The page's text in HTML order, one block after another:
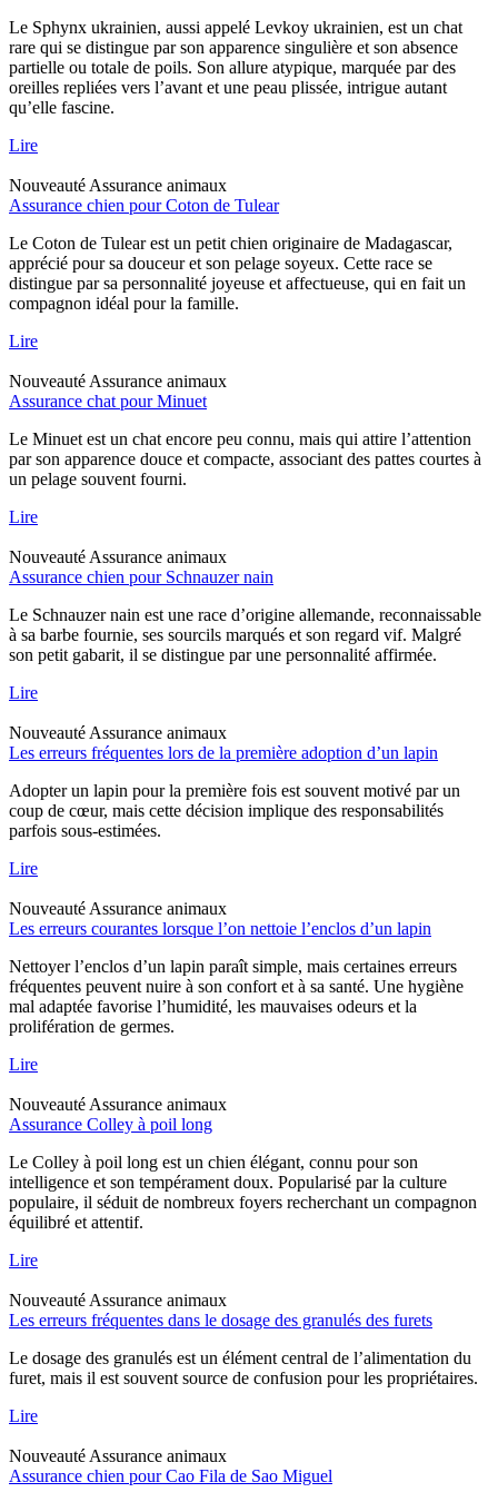
Le Sphynx ukrainien, aussi appelé Levkoy ukrainien, est un chat
rare qui se distingue par son apparence singulière et son absence
partielle ou totale de poils. Son allure atypique, marquée par des
oreilles repliées vers l’avant et une peau plissée, intrigue autant
qu’elle fascine.
Lire
Nouveauté Assurance animaux
Assurance chien pour Coton de Tulear
Le Coton de Tulear est un petit chien originaire de Madagascar,
apprécié pour sa douceur et son pelage soyeux. Cette race se
distingue par sa personnalité joyeuse et affectueuse, qui en fait un
compagnon idéal pour la famille.
Lire
Nouveauté Assurance animaux
Assurance chat pour Minuet
Le Minuet est un chat encore peu connu, mais qui attire l’attention
par son apparence douce et compacte, associant des pattes courtes à
un pelage souvent fourni.
Lire
Nouveauté Assurance animaux
Assurance chien pour Schnauzer nain
Le Schnauzer nain est une race d’origine allemande, reconnaissable
à sa barbe fournie, ses sourcils marqués et son regard vif. Malgré
son petit gabarit, il se distingue par une personnalité affirmée.
Lire
Nouveauté Assurance animaux
Les erreurs fréquentes lors de la première adoption d’un lapin
Adopter un lapin pour la première fois est souvent motivé par un
coup de cœur, mais cette décision implique des responsabilités
parfois sous-estimées.
Lire
Nouveauté Assurance animaux
Les erreurs courantes lorsque l’on nettoie l’enclos d’un lapin
Nettoyer l’enclos d’un lapin paraît simple, mais certaines erreurs
fréquentes peuvent nuire à son confort et à sa santé. Une hygiène
mal adaptée favorise l’humidité, les mauvaises odeurs et la
prolifération de germes.
Lire
Nouveauté Assurance animaux
Assurance Colley à poil long
Le Colley à poil long est un chien élégant, connu pour son
intelligence et son tempérament doux. Popularisé par la culture
populaire, il séduit de nombreux foyers recherchant un compagnon
équilibré et attentif.
Lire
Nouveauté Assurance animaux
Les erreurs fréquentes dans le dosage des granulés des furets
Le dosage des granulés est un élément central de l’alimentation du
furet, mais il est souvent source de confusion pour les propriétaires.
Lire
Nouveauté Assurance animaux
Assurance chien pour Cao Fila de Sao Miguel